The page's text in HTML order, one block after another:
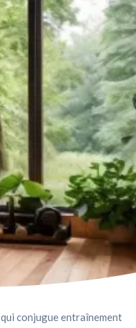
conjugue entraînement